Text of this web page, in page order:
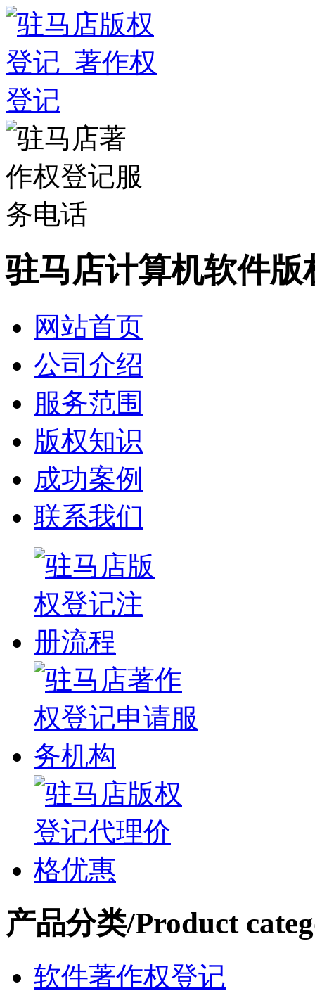
驻马店计算机软件
网站首页
公司介绍
服务范围
版权知识
成功案例
联系我们
产品分类/Product
软件著作权登记